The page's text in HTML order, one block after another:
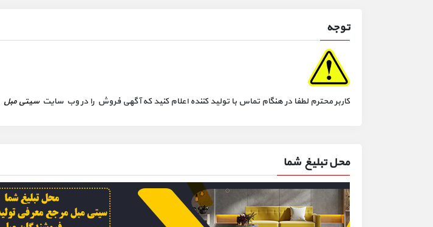
توجه
کاربر محترم لطفا در هنگام تماس با تولید کننده اعلام کنید که آگهی فروش را در وب سایتسیتی مبل
محل تبلیغ شما